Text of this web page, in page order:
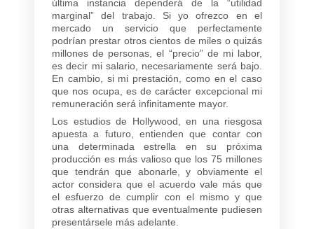
última instancia dependerá de la “utilidad
marginal” del trabajo. Si yo ofrezco en el
mercado un servicio que perfectamente
podrían prestar otros cientos de miles o quizás
millones de personas, el “precio” de mi labor,
es decir mi salario, necesariamente será bajo.
En cambio, si mi prestación, como en el caso
que nos ocupa, es de carácter excepcional mi
remuneración será infinitamente mayor.
Los estudios de Hollywood, en una riesgosa
apuesta a futuro, entienden que contar con
una determinada estrella en su próxima
producción es más valioso que los 75 millones
que tendrán que abonarle, y obviamente el
actor considera que el acuerdo vale más que
el esfuerzo de cumplir con el mismo y que
otras alternativas que eventualmente pudiesen
presentársele más adelante.